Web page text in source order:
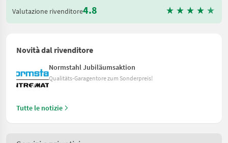
Valutazione rivenditore4.8
Novità dal rivenditore
Normstahl Jubiläumsaktion
Qualitäts-Garagentore zum Sonderpreis!
Tutte le notizie